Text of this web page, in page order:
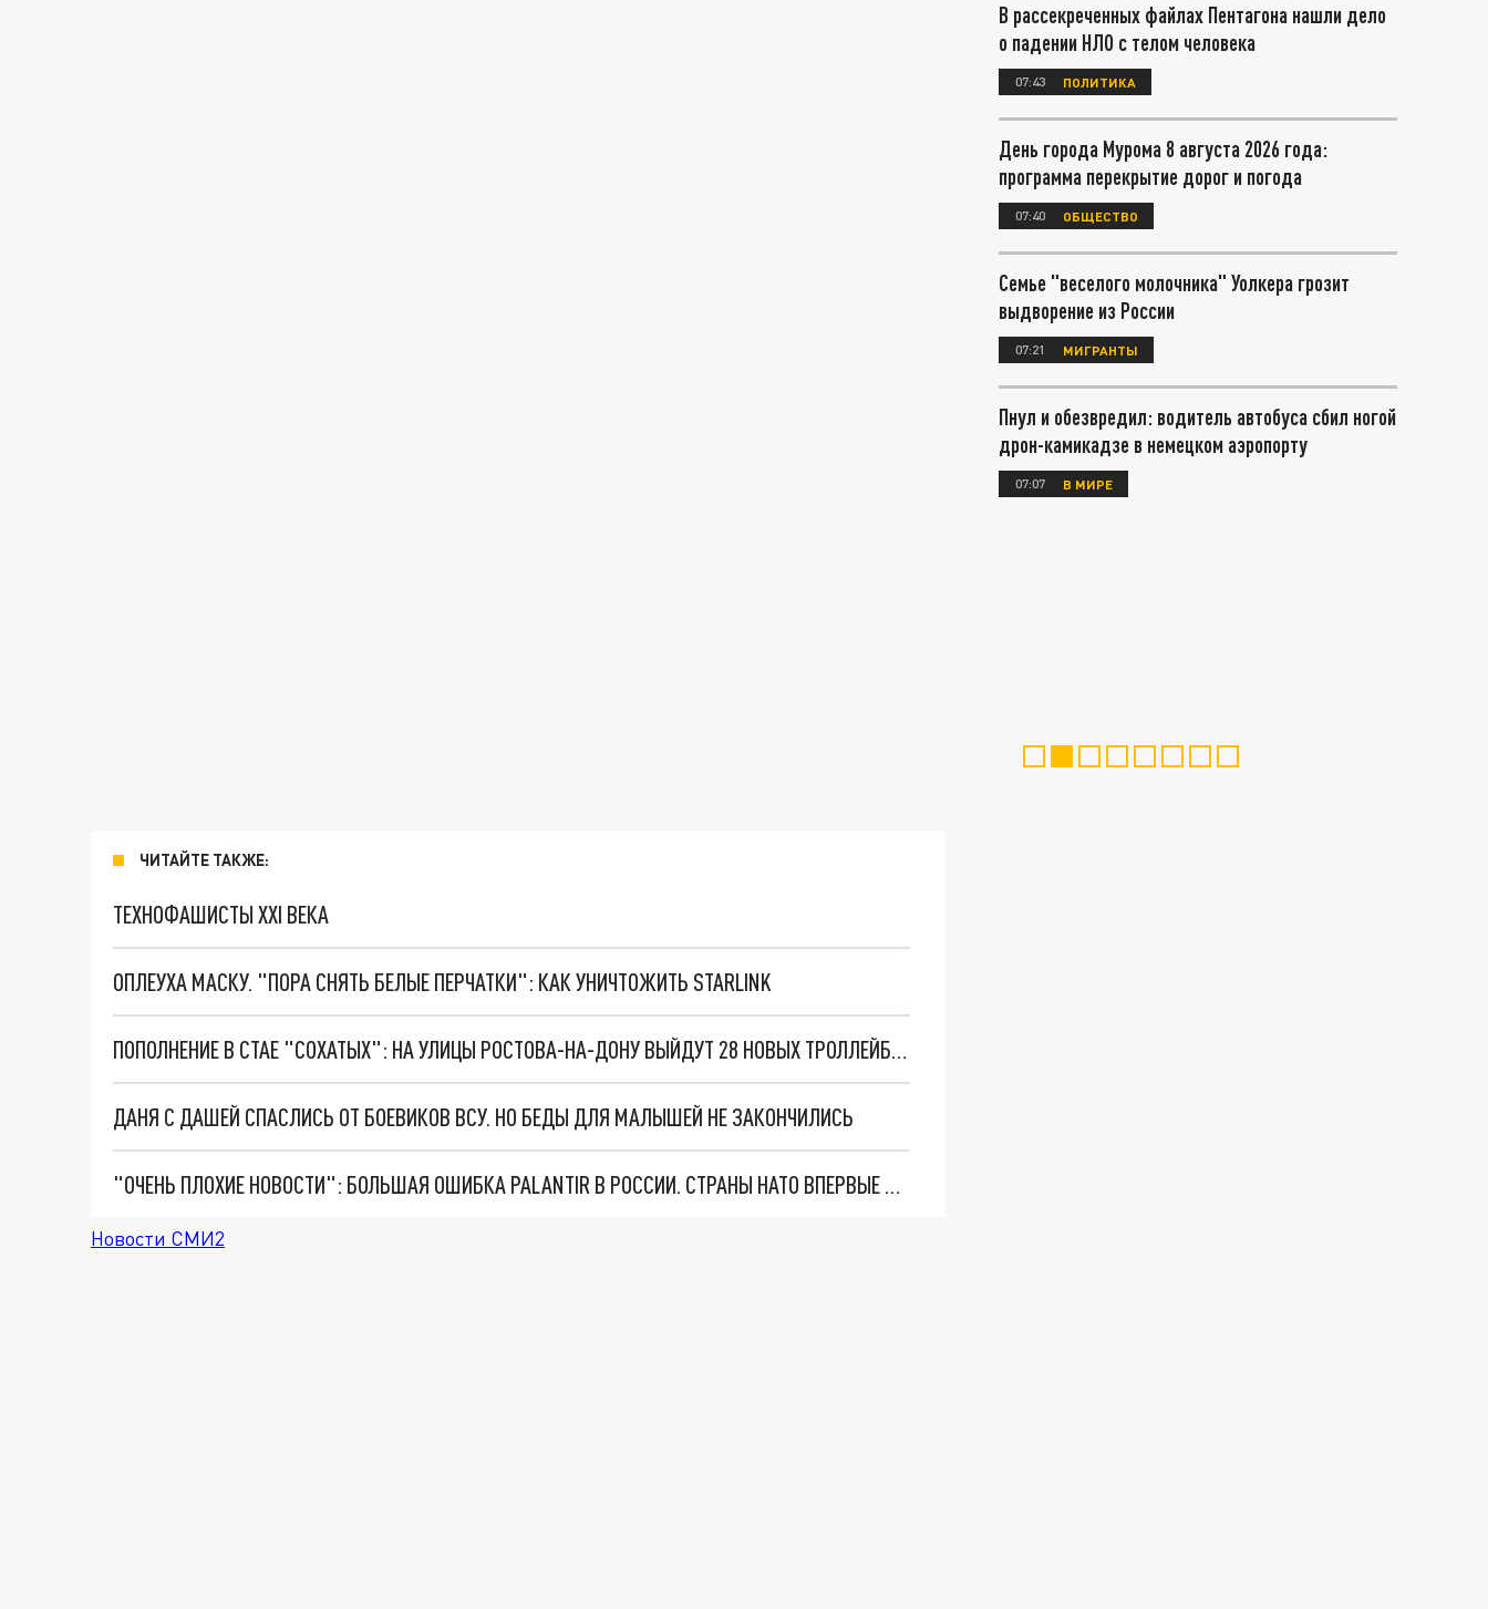
ЧИТАЙТЕ ТАКЖЕ:
ТЕХНОФАШИСТЫ XXI ВЕКА
ОПЛЕУХА МАСКУ. "ПОРА СНЯТЬ БЕЛЫЕ ПЕРЧАТКИ": КАК УНИЧТОЖИТЬ STARLINK
ПОПОЛНЕНИЕ В СТАЕ "СОХАТЫХ": НА УЛИЦЫ РОСТОВА-НА-ДОНУ ВЫЙДУТ 28 НОВЫХ ТРОЛЛЕЙБУСОВ
ДАНЯ С ДАШЕЙ СПАСЛИСЬ ОТ БОЕВИКОВ ВСУ. НО БЕДЫ ДЛЯ МАЛЫШЕЙ НЕ ЗАКОНЧИЛИСЬ
"ОЧЕНЬ ПЛОХИЕ НОВОСТИ": БОЛЬШАЯ ОШИБКА PALANTIR В РОССИИ. СТРАНЫ НАТО ВПЕРВЫЕ ЗА СВО ОСТАНОВИЛИ ПОСТАВКИ ОРУЖИЯ. ВСУ ТЕРЯЮТ ПРИГРАНИЧЬЕ?
Новости СМИ2
В рассекреченных файлах Пентагона нашли дело
о падении НЛО с телом человека
07:43 ПОЛИТИКА
День города Мурома 8 августа 2026 года:
программа перекрытие дорог и погода
07:40 ОБЩЕСТВО
Семье "веселого молочника" Уолкера грозит
выдворение из России
07:21 МИГРАНТЫ
Пнул и обезвредил: водитель автобуса сбил ногой
дрон-камикадзе в немецком аэропорту
07:07 В МИРЕ